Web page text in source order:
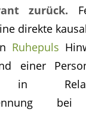
zurück.
direkte
Ruhepuls
einer
in
bei